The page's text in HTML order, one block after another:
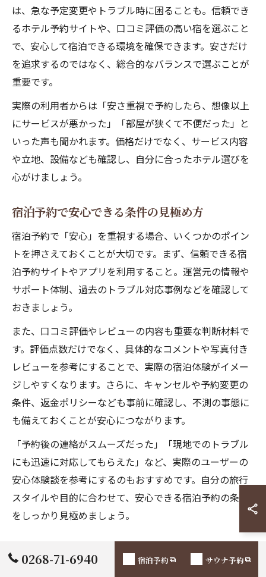
は、急な予定変更やトラブル時に困ることも。信頼でき
るホテル予約サイトや、口コミ評価の高い宿を選ぶこと
で、安心して宿泊できる環境を確保できます。安さだけ
を追求するのではなく、総合的なバランスで選ぶことが
重要です。
実際の利用者からは「安さ重視で予約したら、想像以上
にサービスが悪かった」「部屋が狭くて不便だった」と
いった声も聞かれます。価格だけでなく、サービス内容
や立地、設備なども確認し、自分に合ったホテル選びを
心がけましょう。
宿泊予約で安心できる条件の見極め方
宿泊予約で「安心」を重視する場合、いくつかのポイン
トを押さえておくことが大切です。まず、信頼できる宿
泊予約サイトやアプリを利用すること。運営元の情報や
サポート体制、過去のトラブル対応事例などを確認して
おきましょう。
また、口コミ評価やレビューの内容も重要な判断材料で
す。評価点数だけでなく、具体的なコメントや写真付き
レビューを参考にすることで、実際の宿泊体験がイメー
ジしやすくなります。さらに、キャンセルや予約変更の
条件、返金ポリシーなども事前に確認し、不測の事態に
も備えておくことが安心につながります。
「予約後の連絡がスムーズだった」「現地でのトラブル
にも迅速に対応してもらえた」など、実際のユーザーの
安心体験談を参考にするのもおすすめです。自分の旅行
スタイルや目的に合わせて、安心できる宿泊予約の条件
をしっかり見極めましょう。
宿泊予約アプリ活用でお得な旅を実
0268-71-6940 宿泊予約 サウナ予約